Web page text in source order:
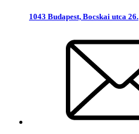
1043 Budapest, Bocskai utca 26.